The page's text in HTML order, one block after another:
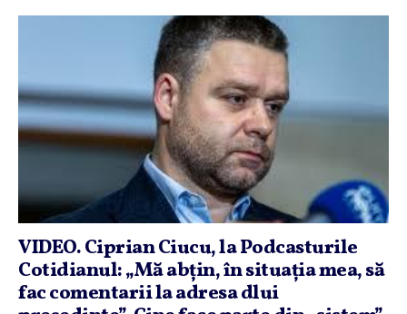
VIDEO. Ciprian Ciucu, la Podcasturile
Cotidianul: „Mă abţin, în situaţia mea, să
fac comentarii la adresa dlui